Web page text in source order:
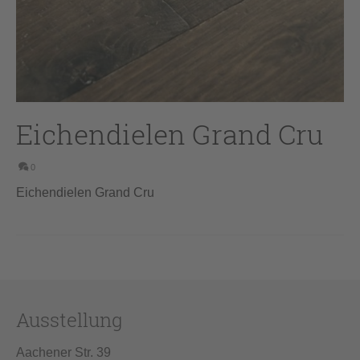
Eichendielen Grand Cru
0
Eichendielen Grand Cru
Ausstellung
Aachener Str. 39